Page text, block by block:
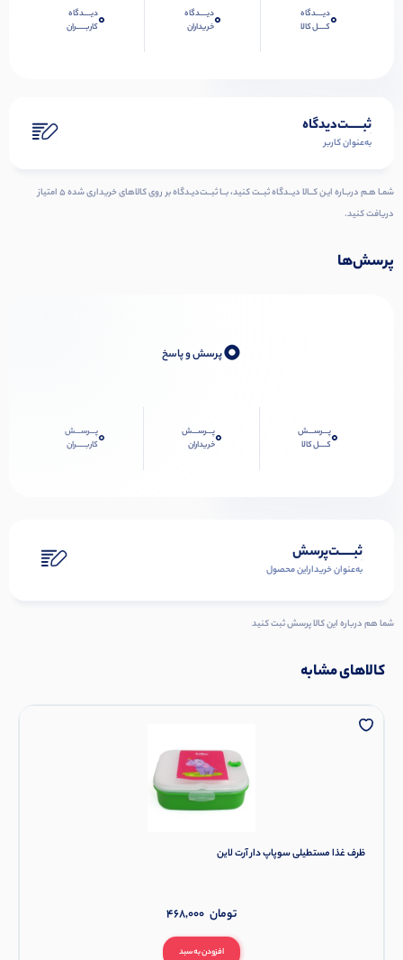
0دیــــدگاه
کــــل کالا
0دیــــدگاه
خریداران
0دیــــدگاه
کاربـــــران
ثبـــــت‌دیدگاه
به‌عنوان کاربر
شمـا هـم دربـاره ایـن کــالا دیــدگاه ثبــت کنید، بــا ثبــت‌دیـدگاه بر روی کالاهای خریداری شده ۵ امتیاز
دریافت کنید.
پرسش‌ها
0پرسش و پاسخ
0پـــرســـش
کــــل کالا
0پـــرســـش
خریداران
0پـــرســـش
کاربـــــران
ثبـــــت‌پرسش
به‌عنوان ‌خریدار‌این‌ محصول
شما هم درباره این کالا پرسش ثبت کنید
کالاهای مشابه
ظرف غذا مستطیلی سوپاپ دار آرت لاین
افزودن به سبد
468,000 تومان